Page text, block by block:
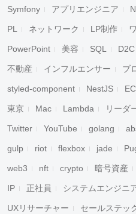
Symfony アプリエンジニア
PL ネットワーク LP制作
PowerPoint 美容 SQL D2C
不動産 インフルエンサー ブ
styled-component NestJS
東京 Mac Lambda リーダ
Twitter YouTube golang
gulp riot flexbox jade
web3 nft crypto 暗号資産
IP 正社員 システムエンジニ
UXリサーチャー セールステッ